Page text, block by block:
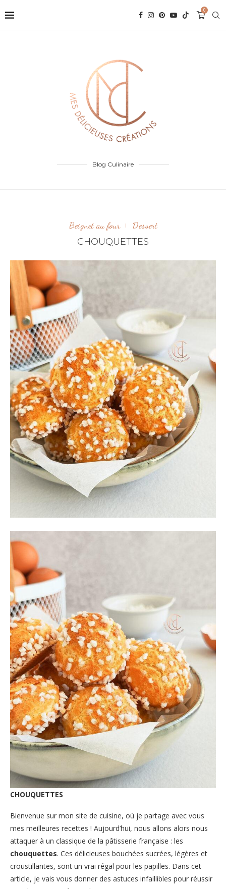
0
Blog Culinaire
Beignet au four
Dessert
CHOUQUETTES
CHOUQUETTES
Bienvenue sur mon site de cuisine, où je partage avec vous
mes meilleures recettes ! Aujourd’hui, nous allons alors nous
attaquer à un classique de la pâtisserie française : les
chouquettes. Ces délicieuses bouchées sucrées, légères et
croustillantes, sont un vrai régal pour les papilles. Dans cet
article, je vais vous donner des astuces infaillibles pour réussir